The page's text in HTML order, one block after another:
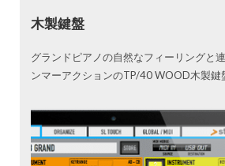
木製鍵盤
グランドピアノの自然なフィーリングと
ンマーアクションのTP/40 WOOD木製鍵